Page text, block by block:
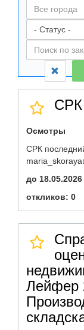
СРК
Осмотры
СРК
до
откликов: 0
Лейфер